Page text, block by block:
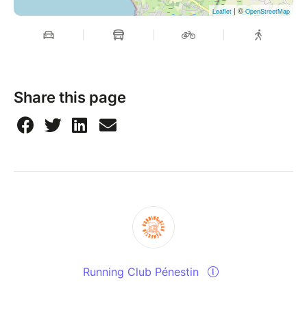
Leaflet | ©OpenStreetMap
Share this page
Running Club Pénestin